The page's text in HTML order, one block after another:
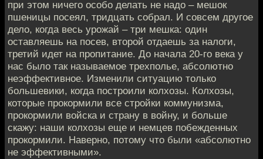
при этом ничего особо делать не надо – мешок
пшеницы посеял, тридцать собрал. И совсем другое
дело, когда весь урожай – три мешка: один
оставляешь на посев, второй отдаешь за налоги,
третий идет на пропитание. До начала 20-го века у
нас было так называемое трехполье, абсолютно
неэффективное. Изменили ситуацию только
большевики, когда построили колхозы. Колхозы,
которые прокормили все стройки коммунизма,
прокормили войска и страну в войну, и больше
скажу: наши колхозы еще и немцев побежденных
прокормили. Наверно, потому что были «абсолютно
не эффективными».